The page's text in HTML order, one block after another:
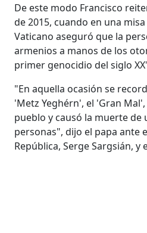
De este modo Francisco
de 2015, cuando en una
Vaticano aseguró que la
armenios a manos de los
primer genocidio del siglo
"En aquella ocasión se
'Metz Yeghérn', el 'Gran
pueblo y causó la muerte
personas", dijo el papa ante
República, Serge Sargsián,